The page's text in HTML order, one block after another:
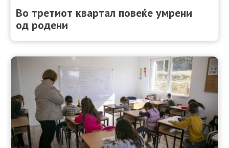
Во третиот квартал повеќе умрени
од родени